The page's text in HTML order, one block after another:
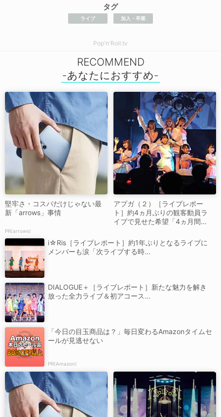
タグ
ライブ 加入・卒業
Pop'n'Roll.tv
RECOMMEND
堅牢さ・コスパだけじゃない最
新「arrows」事情
PR(arrows)
アプガ（２）［ライブレポー
ト］約4ヵ月ぶりの観客動員ラ
イブで見せた希望「4ヵ月間...
i☆Ris［ライブレポート］約1年ぶりとなるライブに
メンバーも涙「次ライブする時...
DIALOGUE＋［ライブレポート］新たな魅力を解き
放った全力ライブ＆初アコース...
「今日の目玉商品は？」毎日変わるAmazonタイムセ
ールが見逃せない
PR(Amazon)